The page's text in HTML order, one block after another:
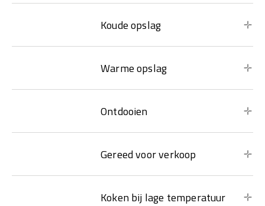
Koude opslag
Warme opslag
Ontdooien
Gereed voor verkoop
Koken bij lage temperatuur